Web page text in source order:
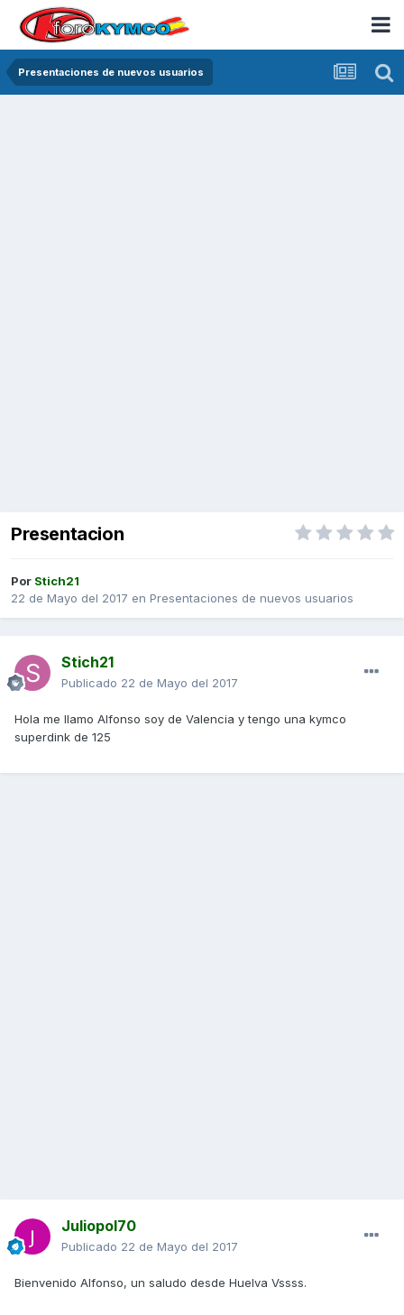
Presentaciones de nuevos usuarios
Presentacion
Por Stich21
22 de Mayo del 2017 en Presentaciones de nuevos usuarios
Stich21
Publicado 22 de Mayo del 2017
Hola me llamo Alfonso soy de Valencia y tengo una kymco
superdink de 125
Juliopol70
Publicado 22 de Mayo del 2017
Bienvenido Alfonso, un saludo desde Huelva Vssss.